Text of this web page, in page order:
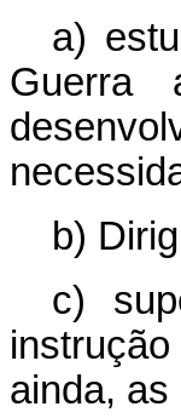
a)
Guerra
b)
c)
ainda,